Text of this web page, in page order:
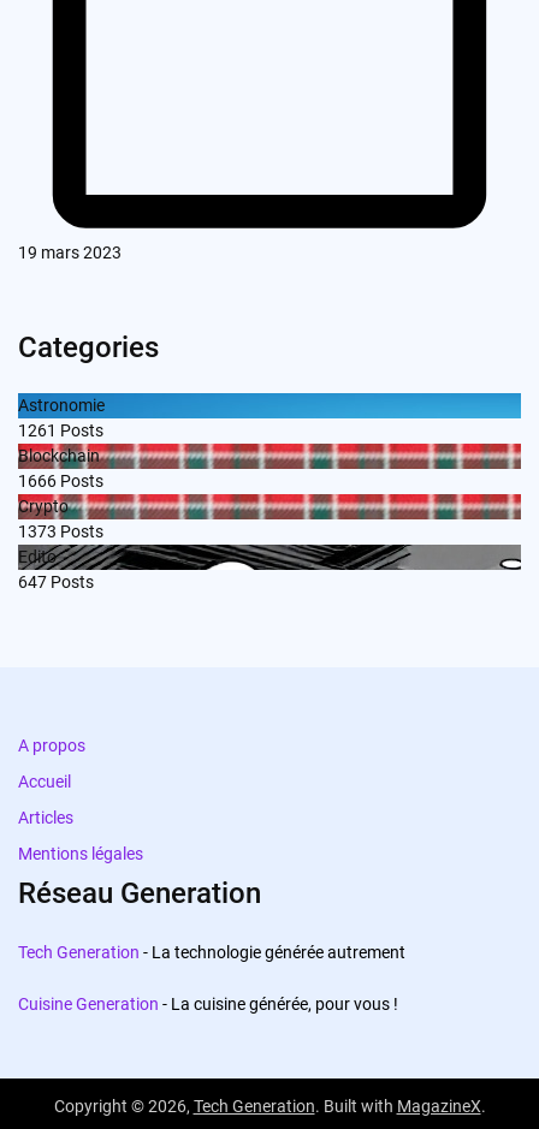
19 mars 2023
Categories
Astronomie
1261 Posts
Blockchain
1666 Posts
Crypto
1373 Posts
Edito
647 Posts
A propos
Accueil
Articles
Mentions légales
Réseau Generation
Tech Generation - La technologie générée autrement
Cuisine Generation - La cuisine générée, pour vous !
Copyright © 2026, Tech Generation. Built with MagazineX.